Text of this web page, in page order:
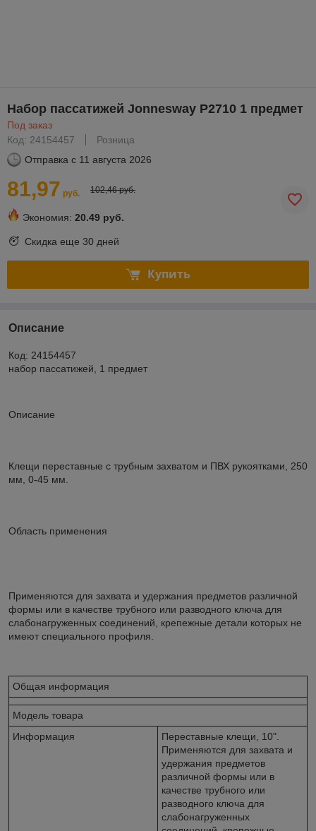
Набор пассатижей Jonnesway P2710 1 предмет
Под заказ
Код: 24154457
Розница
Отправка с 11 августа 2026
81,97 руб. 102,46 руб.
Экономия: 20.49 руб.
Скидка еще 30 дней
Купить
Описание
Код: 24154457
набор пассатижей, 1 предмет
Описание
Клещи переставные с трубным захватом и ПВХ рукоятками, 250
мм, 0-45 мм.
Область применения
Применяются для захвата и удержания предметов различной
формы или в качестве трубного или разводного ключа для
слабонагруженных соединений, крепежные детали которых не
имеют специального профиля.
Общая информация
Модель товара
Информация
Переставные клещи, 10".
Применяются для захвата и
удержания предметов
различной формы или в
качестве трубного или
разводного ключа для
слабонагруженных